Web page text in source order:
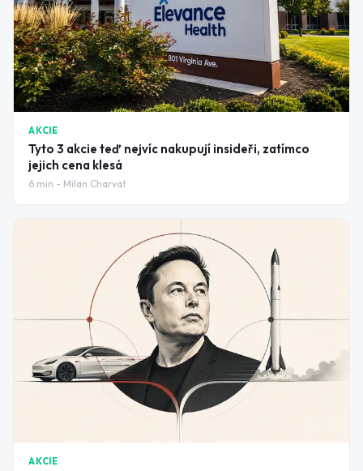
AKCIE
Tyto 3 akcie teď nejvíc nakupují insideři, zatímco
jejich cena klesá
6 min - Milan Charvat
AKCIE